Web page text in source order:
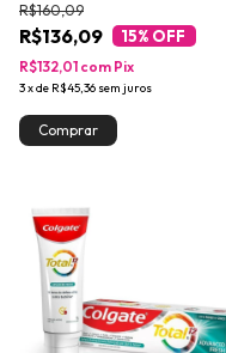
R$136,09
R$160,09
15% OFF
3xde R$45,36 sem juros
R$132,01 com Pix